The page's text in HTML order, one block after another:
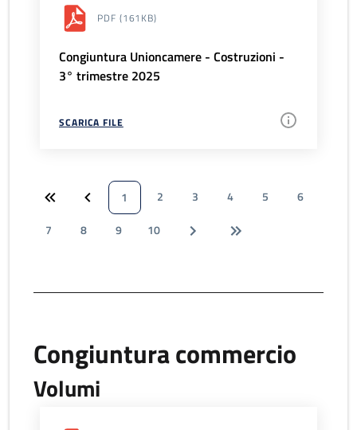
PDF (161KB)
Congiuntura Unioncamere - Costruzioni -
3° trimestre 2025
SCARICA FILE
1 2 3 4 5
6
7
8 9 10
Congiuntura commercio
Volumi